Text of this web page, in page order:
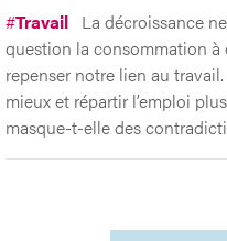
#Travail La décroissance
question la consommation à
repenser notre lien au
mieux et répartir l’emploi
masque-t-elle des